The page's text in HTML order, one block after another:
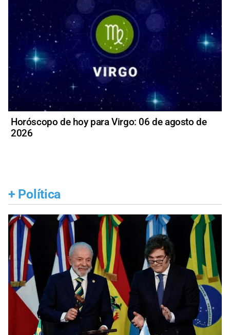
Horóscopo de hoy para Virgo: 06 de agosto de
2026
+ Política